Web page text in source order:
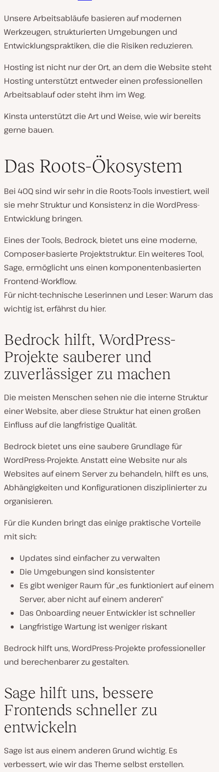
Unsere Arbeitsabläufe basieren auf modernen
Werkzeugen, strukturierten Umgebungen und
Entwicklungspraktiken, die die Risiken reduzieren.
Hosting ist nicht nur der Ort, an dem die Website steht
Hosting unterstützt entweder einen professionellen
Arbeitsablauf oder steht ihm im Weg.
Kinsta unterstützt die Art und Weise, wie wir bereits
gerne bauen.
Das Roots-Ökosystem
Bei 40Q sind wir sehr in die Roots-Tools investiert, weil
sie mehr Struktur und Konsistenz in die WordPress-
Entwicklung bringen.
Eines der Tools, Bedrock, bietet uns eine moderne,
Composer-basierte Projektstruktur. Ein weiteres Tool,
Sage, ermöglicht uns einen komponentenbasierten
Frontend-Workflow.
Für nicht-technische Leserinnen und Leser: Warum das
wichtig ist, erfährst du hier.
Bedrock hilft, WordPress-
Projekte sauberer und
zuverlässiger zu machen
Die meisten Menschen sehen nie die interne Struktur
einer Website, aber diese Struktur hat einen großen
Einfluss auf die langfristige Qualität.
Bedrock bietet uns eine saubere Grundlage für
WordPress-Projekte. Anstatt eine Website nur als
Websites auf einem Server zu behandeln, hilft es uns,
Abhängigkeiten und Konfigurationen disziplinierter zu
organisieren.
Für die Kunden bringt das einige praktische Vorteile
mit sich:
Updates sind einfacher zu verwalten
Die Umgebungen sind konsistenter
Es gibt weniger Raum für „es funktioniert auf einem
Server, aber nicht auf einem anderen“
Das Onboarding neuer Entwickler ist schneller
Langfristige Wartung ist weniger riskant
Bedrock hilft uns, WordPress-Projekte professioneller
und berechenbarer zu gestalten.
Sage hilft uns, bessere
Frontends schneller zu
entwickeln
Sage ist aus einem anderen Grund wichtig. Es
verbessert, wie wir das Theme selbst erstellen.